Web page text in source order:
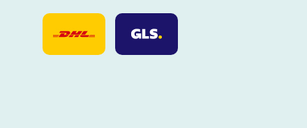
Unsere
Versandarten
DHL
Unsere
Versandarten
GLS